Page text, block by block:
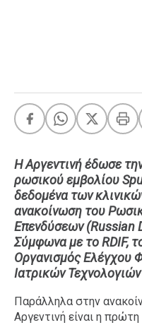
OMG LOL
Xmas
LIFE
Food
Ταξίδια
Σπίτι
Family
Η Αργεντινή έδωσε
ρωσικού εμβολίου
δεδομένα των
ανακοίνωση του
Επενδύσεων (Russian
Σύμφωνα με το RDIF,
Οργανισμός Ελέγχου
Ιατρικών
Παράλληλα στην
Αργεντινή είναι η